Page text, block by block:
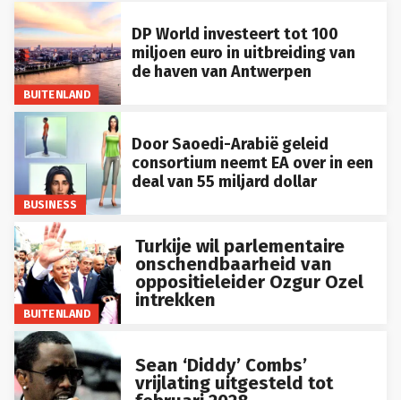
BUITENLAND
miljoen euro in uitbreiding van
de haven van Antwerpen
BUSINESS
consortium neemt EA over in een
deal van 55 miljard dollar
BUITENLAND
Turkije wil parlementaire
onschendbaarheid van
oppositieleider Ozgur Ozel
intrekken
vrijlating uitgesteld tot
februari 2028